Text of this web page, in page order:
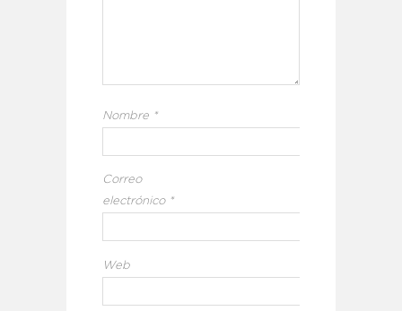
Nombre *
Correo
electrónico *
Web